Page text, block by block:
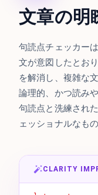
文章の明
句読点チェッカー
文が意図したとお
を解消し、複雑な
論理的、かつ読み
句読点と洗練され
ェッショナルなも
CLARITY